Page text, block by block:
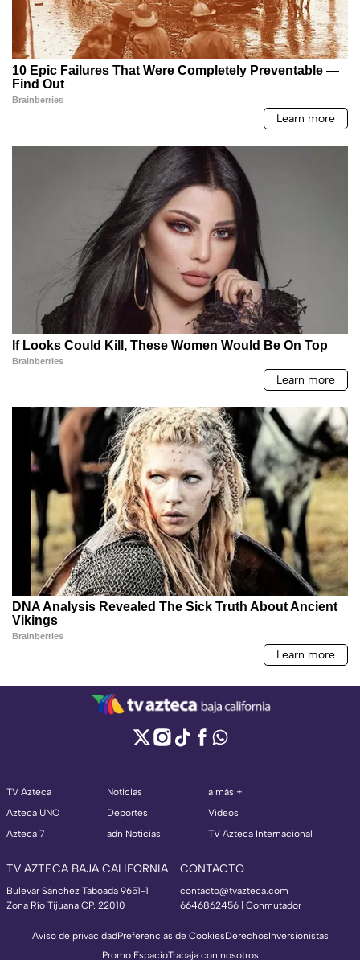
TV Azteca
Azteca UNO
Azteca 7
Noticias
Deportes
adn Noticias
a más +
Videos
TV Azteca Internacional
TV AZTECA BAJA CALIFORNIA
Bulevar Sánchez Taboada 9651-1
Zona Río Tijuana CP. 22010
CONTACTO
contacto@tvazteca.com
6646862456 | Conmutador
Aviso de privacidadPreferencias de CookiesDerechosInversionistas
Promo EspacioTrabaja con nosotros